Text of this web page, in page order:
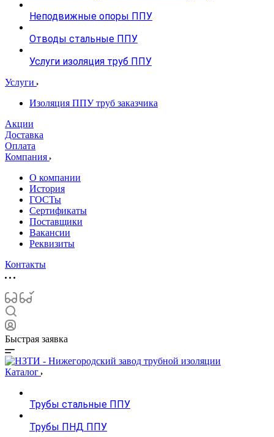
Неподвижные опоры ППУ
Отводы стальные ППУ
Услуги изоляция труб ППУ
Услуги
Изоляция ППУ труб заказчика
Акции
Доставка
Оплата
Компания
О компании
История
ГОСТы
Сертификаты
Поставщики
Вакансии
Реквизиты
Контакты
Быстрая заявка
Каталог
Трубы стальные ППУ
Трубы ПНД ППУ